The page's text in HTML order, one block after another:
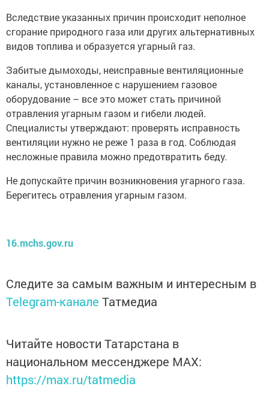
Вследствие указанных причин происходит неполное
сгорание природного газа или других альтернативных
видов топлива и образуется угарный газ.
Забитые дымоходы, неисправные вентиляционные
каналы, установленное с нарушением газовое
оборудование – все это может стать причиной
отравления угарным газом и гибели людей.
Специалисты утверждают: проверять исправность
вентиляции нужно не реже 1 раза в год. Соблюдая
несложные правила можно предотвратить беду.
Не допускайте причин возникновения угарного газа.
Берегитесь отравления угарным газом.
16.mchs.gov.ru
Следите за самым важным и интересным в
Telegram-канале Татмедиа
Читайте новости Татарстана в
национальном мессенджере MАХ:
https://max.ru/tatmedia